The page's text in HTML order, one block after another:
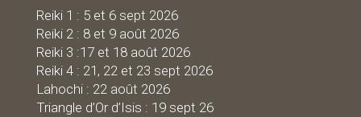
Reiki 1 : 5 et 6 sept 2026
Reiki 2 : 8 et 9 août 2026
Reiki 3 :17 et 18 août 2026
Reiki 4 : 21, 22 et 23 sept 2026
Lahochi : 22 août 2026
Triangle d’Or d’Isis : 19 sept 26